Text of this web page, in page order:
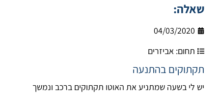
שאלה:
04/03/2020
תחום: אביזרים
תקתוקים בהתנעה
יש לי בשעה שמתניע את האוטו תקתוקים ברכב ונמשך